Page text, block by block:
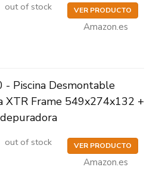
out of stock VER PRODUCTO
Amazon.es
- Piscina Desmontable
XTR Frame 549x274x132 +
depuradora
out of stock VER PRODUCTO
Amazon.es